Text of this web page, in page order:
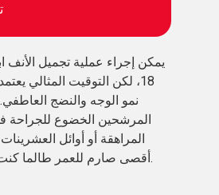
يمكن إجراء عملية تجميل الأنف
18، لكن التوقيت المثالي
نمو الوجه والنضج
المرشحين الخضوع للجراحة
المراهقة أو أوائل
أقصى صارم للعمر طالما كنت بصحة جيدة.